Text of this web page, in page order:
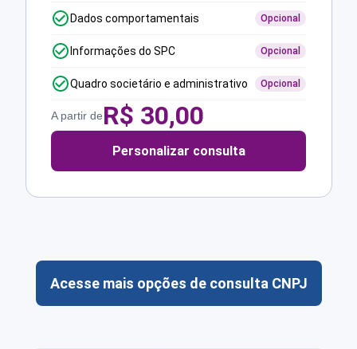
Dados comportamentais Opcional
Informações do SPC Opcional
Quadro societário e administrativo Opcional
A partir deR$ 30,00
Personalizar consulta
Acesse mais opções de consulta CNPJ